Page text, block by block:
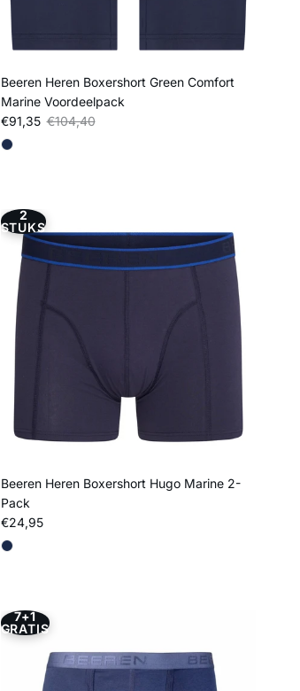
Beeren Heren Boxershort Green Comfort
Marine Voordeelpack
Verkoopprijs
€91,35 Reguliere prijs
€104,40
2
STUKS
Beeren Heren Boxershort Hugo Marine 2-
Pack
Reguliere prijs
€24,95
7+1
GRATIS